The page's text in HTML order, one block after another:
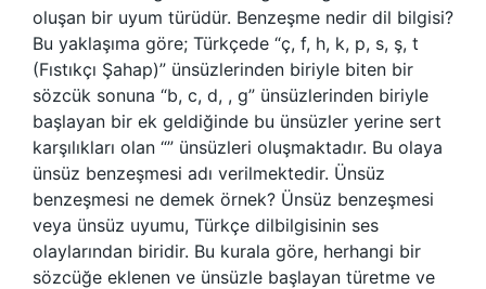
oluşan bir uyum türüdür. Benzeşme nedir dil bilgisi?
Bu yaklaşıma göre; Türkçede “ç, f, h, k, p, s, ş, t
(Fıstıkçı Şahap)” ünsüzlerinden biriyle biten bir
sözcük sonuna “b, c, d, , g” ünsüzlerinden biriyle
başlayan bir ek geldiğinde bu ünsüzler yerine sert
karşılıkları olan “” ünsüzleri oluşmaktadır. Bu olaya
ünsüz benzeşmesi adı verilmektedir. Ünsüz
benzeşmesi ne demek örnek? Ünsüz benzeşmesi
veya ünsüz uyumu, Türkçe dilbilgisinin ses
olaylarından biridir. Bu kurala göre, herhangi bir
sözcüğe eklenen ve ünsüzle başlayan türetme ve